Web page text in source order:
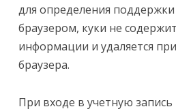
для определения
браузером, куки не
информации и удаляется
браузера.
При входе в учетную